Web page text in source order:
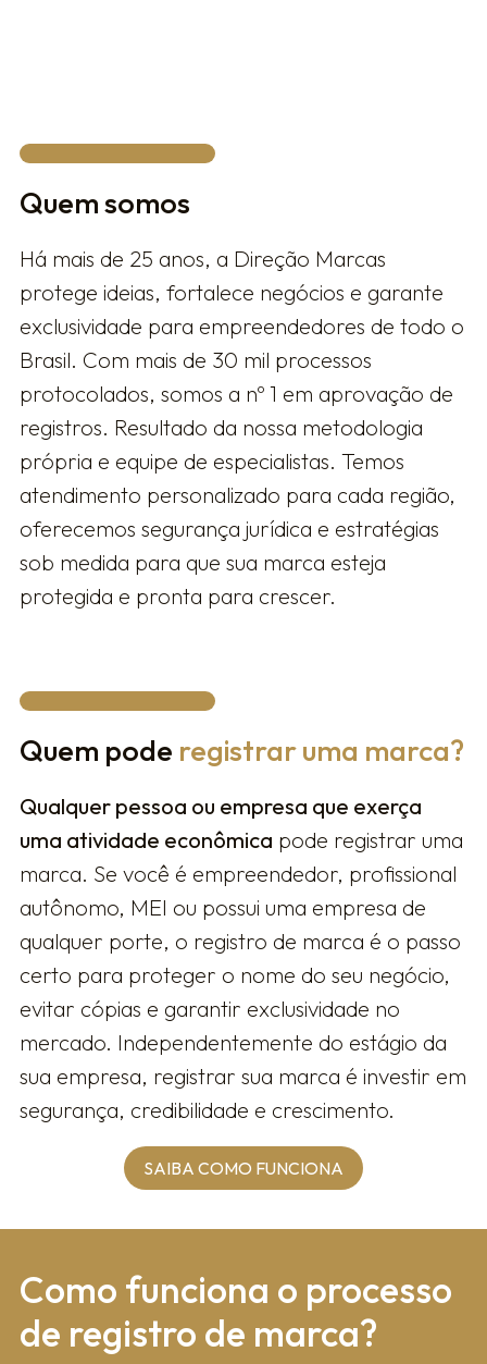
Quem somos
Há mais de 25 anos, a Direção Marcas
protege ideias, fortalece negócios e garante
exclusividade para empreendedores de todo o
Brasil. Com mais de 30 mil processos
protocolados, somos a nº 1 em aprovação de
registros. Resultado da nossa metodologia
própria e equipe de especialistas. Temos
atendimento personalizado para cada região,
oferecemos segurança jurídica e estratégias
sob medida para que sua marca esteja
protegida e pronta para crescer.
Quem pode registrar uma marca?
Qualquer pessoa ou empresa que exerça
uma atividade econômica pode registrar uma
marca. Se você é empreendedor, profissional
autônomo, MEI ou possui uma empresa de
qualquer porte, o registro de marca é o passo
certo para proteger o nome do seu negócio,
evitar cópias e garantir exclusividade no
mercado. Independentemente do estágio da
sua empresa, registrar sua marca é investir em
segurança, credibilidade e crescimento.
SAIBA COMO FUNCIONA
Como fun​ciona o processo
de registro de marca?